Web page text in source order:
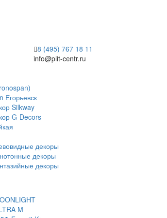
8 (495) 767 18 11
info@plit-centr.ru
Silkway
G-Decors
декоры
декоры
декоры
M